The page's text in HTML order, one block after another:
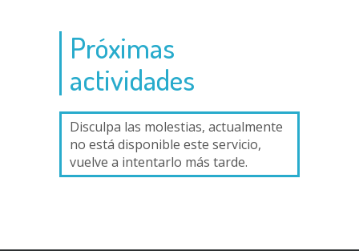
Próximas
actividades
Disculpa las molestias, actualmente
no está disponible este servicio,
vuelve a intentarlo más tarde.